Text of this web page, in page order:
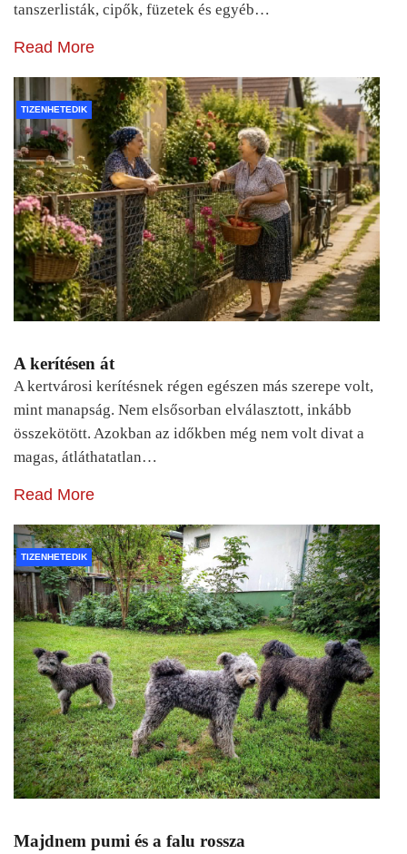
tanszerlisták, cipők, füzetek és egyéb…
Read More
TIZENHETEDIK
A kerítésen át
A kertvárosi kerítésnek régen egészen más szerepe volt,
mint manapság. Nem elsősorban elválasztott, inkább
összekötött. Azokban az időkben még nem volt divat a
magas, átláthatatlan…
Read More
TIZENHETEDIK
Majdnem pumi és a falu rossza